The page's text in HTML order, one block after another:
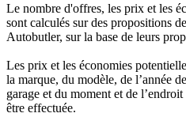
Le nombre d'offres, les prix et les
sont calculés sur des propositions
Autobutler, sur la base de leurs
Les prix et les économies
la marque, du modèle, de l’année
garage et du moment et de
être effectuée.